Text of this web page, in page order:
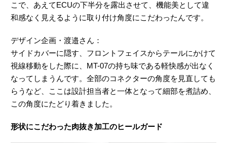
こで、あえてECUの下半分を露出させて、機能美として違
和感なく見えるように取り付け角度にこだわったんです。
デザイン企画・渡邉さん：
サイドカバーに隠す、フロントフェイスからテールにかけて
視線移動をした際に、MT-07の持ち味である軽快感が出なく
なってしまうんです。全部のコネクターの角度を見直しても
らうなど、ここは設計担当者と一体となって細部を煮詰め、
この角度にたどり着きました。
形状にこだわった肉抜き加工のヒールガード